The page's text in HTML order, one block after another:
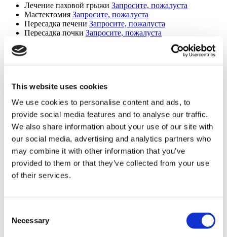
This website uses cookies
We use cookies to personalise content and ads, to
provide social media features and to analyse our traffic.
We also share information about your use of our site with
our social media, advertising and analytics partners who
may combine it with other information that you’ve
provided to them or that they’ve collected from your use
of their services.
Selection
Necessary
Лечение паховой грыжи Запросите, пожалуста
Мастектомия Запросите, пожалуста
Пересадка печени Запросите, пожалуста
Пересадка почки Запросите, пожалуста
Запросите, пожалуста
Общая хирургия
Ортопедия (9 Процедуры)
Лечение туннельного синдрома
Замена коленного сустава Запросите, пожалуста
Хирургия ротатора плеча
Запросите, пожалуста
Артроскопия плеча
Запросите, пожалуста
Лечение халюс вальгус Запросите, пожалуста
Ортопедия Запросите, пожалуста
Операция по удлинению Конечностей Запросите,
пожалуста
Хирургия укорочения конечностей Запросите,
пожалуста
Запросите, пожалуста
ЭКО с донорской спермой
Запросите, пожалуста